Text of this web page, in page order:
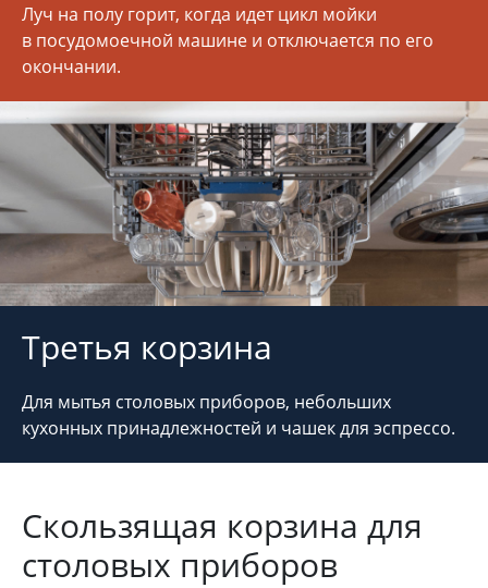
Луч на полу горит, когда идет цикл мойки
в посудомоечной машине и отключается по его
окончании.
Третья корзина
Для мытья столовых приборов, небольших
кухонных принадлежностей и чашек для эспрессо.
Скользящая корзина для
столовых приборов